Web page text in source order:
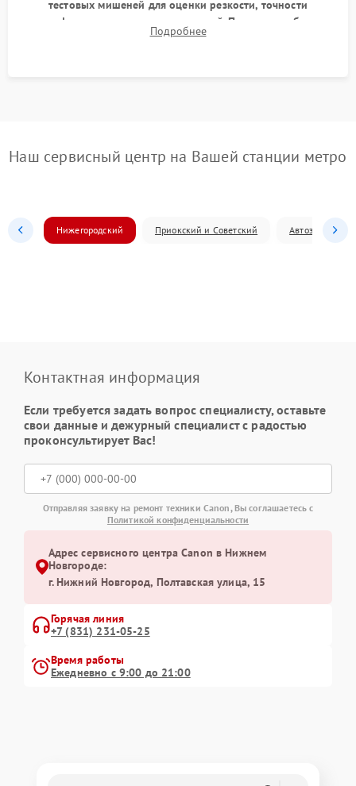
тестовых мишеней для оценки резкости, точности
автофокуса и отсутствия искажений. Проверка работы
диафрагмы на закрытых значениях и тестирование
Подробнее
Наш сервисный центр на Вашей станции метро
Нижегородский Приокский и Советский Автозаводский
Контактная информация
Если требуется задать вопрос специалисту, оставьте
свои данные и дежурный специалист с радостью
проконсультирует Вас!
Отправляя заявку на ремонт техники Canon, Вы соглашаетесь с
Политикой конфиденциальности
Адрес сервисного центра Canon в Нижнем
Новгороде:
г. Нижний Новгород, Полтавская улица, 15
Горячая линия
+7 (831) 231-05-25
Время работы
Ежедневно с 9:00 до 21:00